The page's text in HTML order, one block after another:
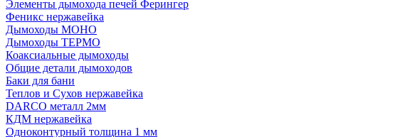
Элементы дымохода печей Ферингер
Феникс нержавейка
Дымоходы МОНО
Дымоходы ТЕРМО
Коаксиальные дымоходы
Общие детали дымоходов
Баки для бани
Теплов и Сухов нержавейка
DARCO металл 2мм
КДМ нержавейка
Одноконтурный толщина 1 мм